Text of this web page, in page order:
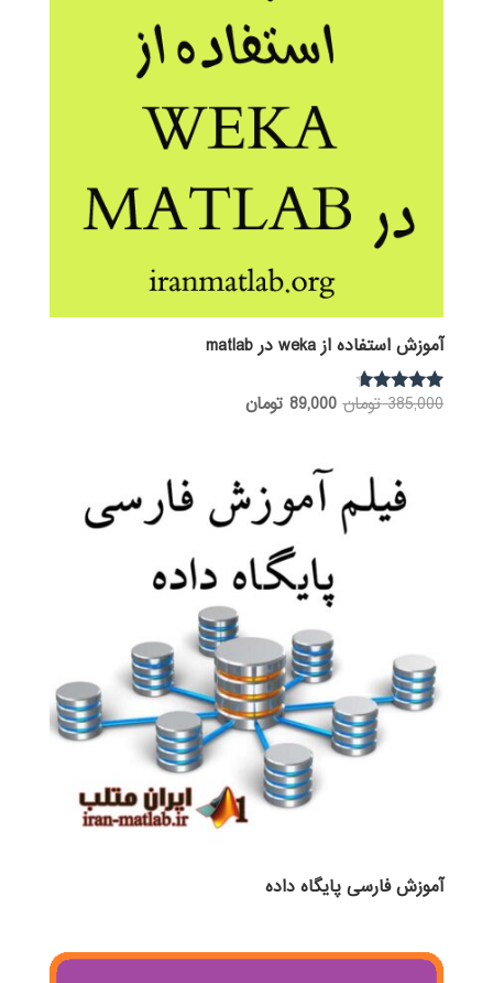
آموزش استفاده از weka در matlab
نمره
385,000 تومان قیمت
بود.
89,000 تومانقیمت
آموزش فارسی پایگاه داده